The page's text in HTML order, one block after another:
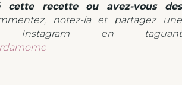
cette recette ou avez-vous des
notez-la et partagez une
en taguant